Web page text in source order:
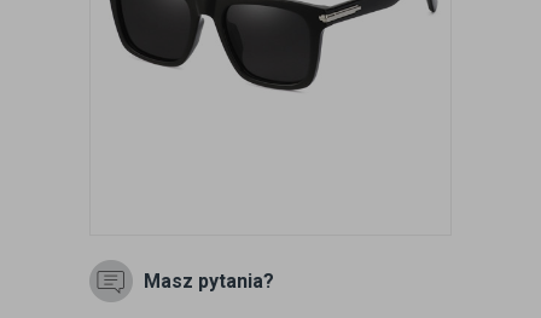
Masz pytania?